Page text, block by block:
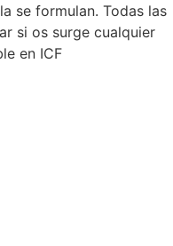
se formulan. Todas las
si os surge cualquier
en ICF